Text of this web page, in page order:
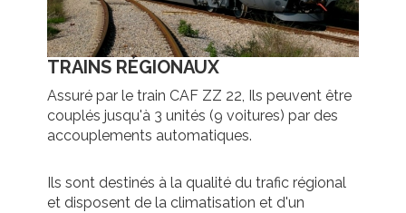
TRAINS RÉGIONAUX
Assuré par le train CAF ZZ 22, Ils peuvent être
couplés jusqu'à 3 unités (9 voitures) par des
accouplements automatiques.
Ils sont destinés à la qualité du trafic régional
et disposent de la climatisation et d'un